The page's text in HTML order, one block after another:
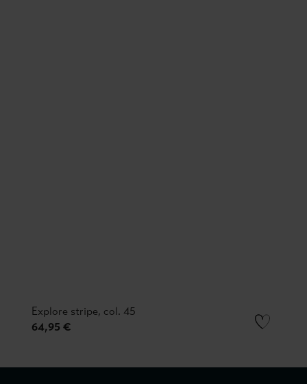
Explore stripe, col. 45
64,95 €